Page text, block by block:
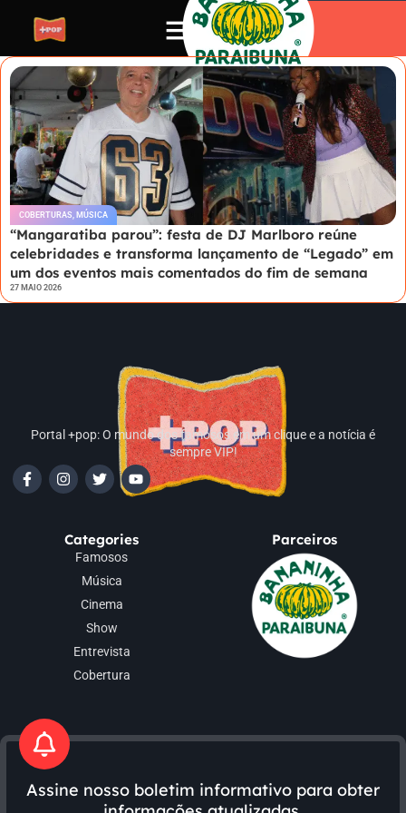
COBERTURAS, MÚSICA
“Mangaratiba parou”: festa de DJ Marlboro reúne
celebridades e transforma lançamento de “Legado” em
um dos eventos mais comentados do fim de semana
27 MAIO 2026
Portal +pop: O mundo dos famosos em um clique e a notícia é
sempre VIP!
Categories
Famosos
Música
Cinema
Show
Entrevista
Cobertura
Parceiros
Assine nosso boletim informativo para obter